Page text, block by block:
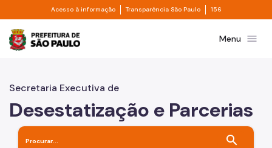
Pular para o Conteúdo principal
Acesso à informação Divisor de acesso à informação
Transparência São Paulo Divisor de
156
Prefeitura de São PauloMenu menu
Secretaria Executiva de
Desestatização e Parcerias
search